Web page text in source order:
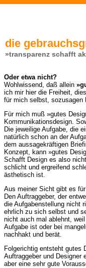
die
»transparenz schafft
Oder etwa nicht?
Wohlwissend, daß allein
ich mir hier die Freiheit,
für mich selbst, sozusagen
Für mich muß »gutes
Kommunikationsdesign.
Die jeweilige Aufgabe, die
natürlich schon an der
dem aussagekräftigen
Konzept, kann »gutes
Schafft Design es also
schlicht und ergreifend
ästhetisch ist.
Aus meiner Sicht gibt es
Den Auftraggeber, der
die Aufgabenstellung nicht
ehrlich zu sich selbst und
nicht auch mal ablehnt,
Aufgabe ist oder bei
nachhakt und berät.
Folgerichtig entsteht gutes
Auftraggeber und
aber eine sehr gute